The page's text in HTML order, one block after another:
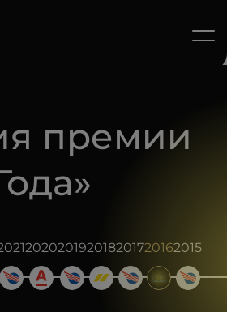
премии
202020192018201720162015